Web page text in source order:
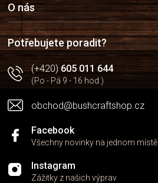
a
t
í
O nás
Potřebujete poradit?
(+420)605 011 644
(Po - Pá 9 - 16 hod.)
obchod@bushcraftshop.cz
Facebook
Všechny novinky na jednom místě
Instagram
Zážitky z našich výprav